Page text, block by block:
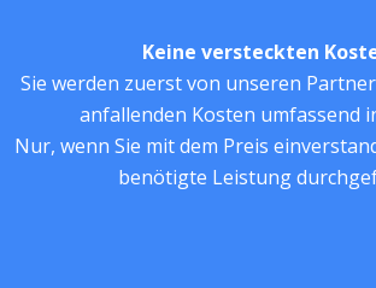
Keine versteckten
Sie werden zuerst von unseren
anfallenden Kosten umfassend
Nur, wenn Sie mit dem Preis
benötigte Leistung